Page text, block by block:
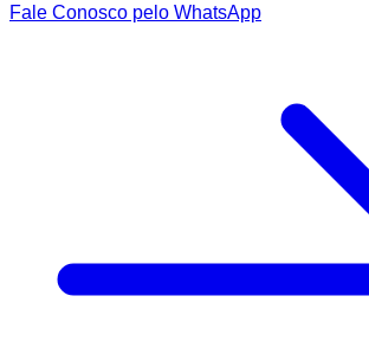
Fale Conosco pelo WhatsApp